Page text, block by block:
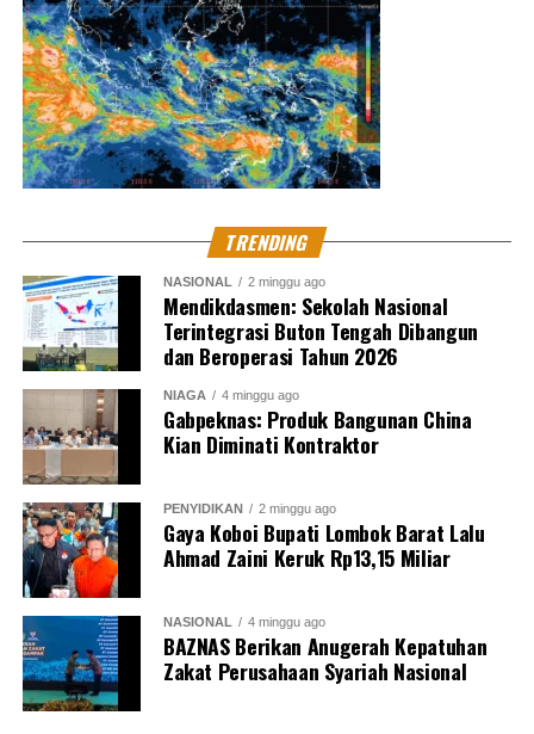
TRENDING
NASIONAL 2 minggu ago
Mendikdasmen: Sekolah Nasional
Terintegrasi Buton Tengah Dibangun
dan Beroperasi Tahun 2026
NIAGA 4 minggu ago
Gabpeknas: Produk Bangunan China
Kian Diminati Kontraktor
PENYIDIKAN 2 minggu ago
Gaya Koboi Bupati Lombok Barat Lalu
Ahmad Zaini Keruk Rp13,15 Miliar
NASIONAL 4 minggu ago
BAZNAS Berikan Anugerah Kepatuhan
Zakat Perusahaan Syariah Nasional